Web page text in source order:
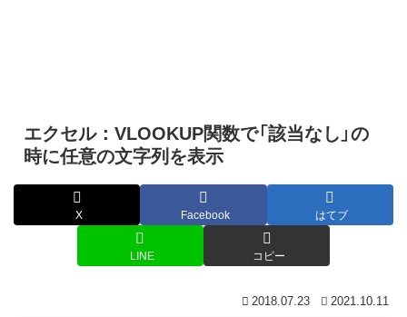
エクセル：VLOOKUP関数で「該当なし」の
時に任意の文字列を表示
X Facebook はてブ
LINE コピー
2018.07.23 2021.10.11